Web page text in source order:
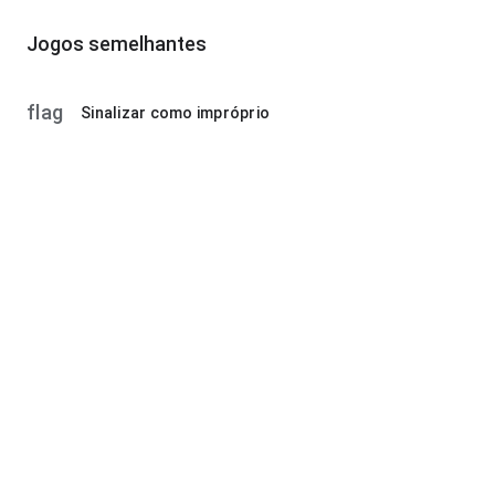
Jogos semelhantes
flag Sinalizar como impróprio